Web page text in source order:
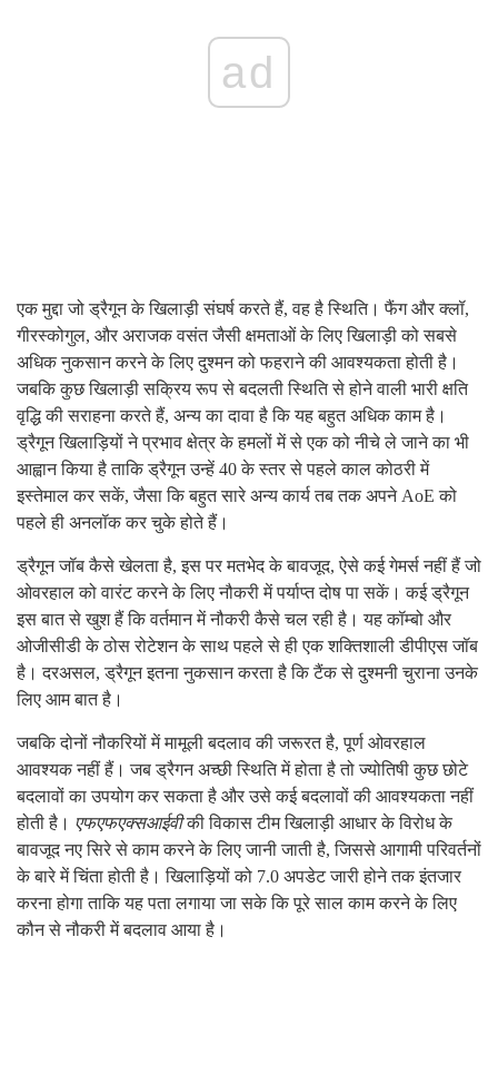
ad
एक मुद्दा जो ड्रैगून के खिलाड़ी संघर्ष करते हैं, वह है स्थिति। फैंग और क्लॉ,
गीरस्कोगुल, और अराजक वसंत जैसी क्षमताओं के लिए खिलाड़ी को सबसे
अधिक नुकसान करने के लिए दुश्मन को फहराने की आवश्यकता होती है।
जबकि कुछ खिलाड़ी सक्रिय रूप से बदलती स्थिति से होने वाली भारी क्षति
वृद्धि की सराहना करते हैं, अन्य का दावा है कि यह बहुत अधिक काम है।
ड्रैगून खिलाड़ियों ने प्रभाव क्षेत्र के हमलों में से एक को नीचे ले जाने का भी
आह्वान किया है ताकि ड्रैगून उन्हें 40 के स्तर से पहले काल कोठरी में
इस्तेमाल कर सकें, जैसा कि बहुत सारे अन्य कार्य तब तक अपने AoE को
पहले ही अनलॉक कर चुके होते हैं।
ड्रैगून जॉब कैसे खेलता है, इस पर मतभेद के बावजूद, ऐसे कई गेमर्स नहीं हैं जो
ओवरहाल को वारंट करने के लिए नौकरी में पर्याप्त दोष पा सकें। कई ड्रैगून
इस बात से खुश हैं कि वर्तमान में नौकरी कैसे चल रही है। यह कॉम्बो और
ओजीसीडी के ठोस रोटेशन के साथ पहले से ही एक शक्तिशाली डीपीएस जॉब
है। दरअसल, ड्रैगून इतना नुकसान करता है कि टैंक से दुश्मनी चुराना उनके
लिए आम बात है।
जबकि दोनों नौकरियों में मामूली बदलाव की जरूरत है, पूर्ण ओवरहाल
आवश्यक नहीं हैं। जब ड्रैगन अच्छी स्थिति में होता है तो ज्योतिषी कुछ छोटे
बदलावों का उपयोग कर सकता है और उसे कई बदलावों की आवश्यकता नहीं
होती है। एफएफएक्सआईवीकी विकास टीम खिलाड़ी आधार के विरोध के
बावजूद नए सिरे से काम करने के लिए जानी जाती है, जिससे आगामी परिवर्तनों
के बारे में चिंता होती है। खिलाड़ियों को 7.0 अपडेट जारी होने तक इंतजार
करना होगा ताकि यह पता लगाया जा सके कि पूरे साल काम करने के लिए
कौन से नौकरी में बदलाव आया है।